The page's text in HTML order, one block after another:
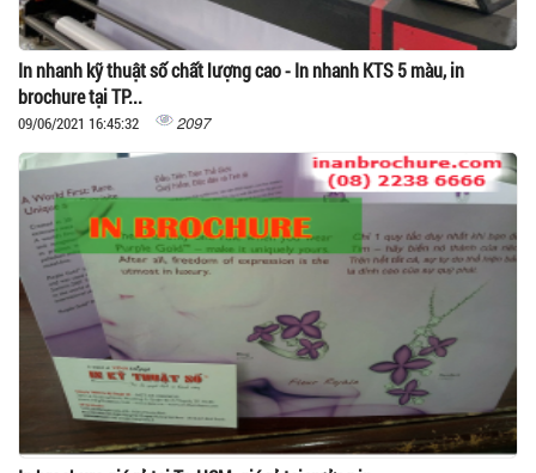
In nhanh kỹ thuật số chất lượng cao - In nhanh KTS 5 màu, in
brochure tại TP...
09/06/2021 16:45:32 2097